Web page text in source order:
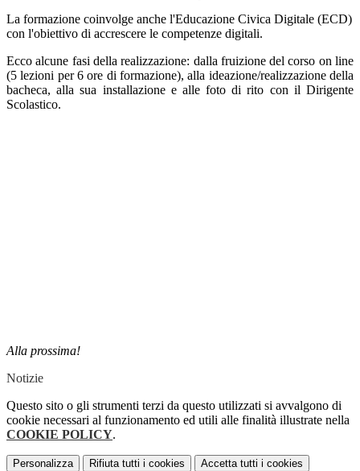
La formazione coinvolge anche l'Educazione Civica Digitale (ECD)
con l'obiettivo di accrescere le competenze digitali.
Ecco alcune fasi della realizzazione: dalla fruizione del corso on line
(5 lezioni per 6 ore di formazione), alla ideazione/realizzazione della
bacheca, alla sua installazione e alle foto di rito con il Dirigente
Scolastico.
Alla prossima!
Notizie
Questo sito o gli strumenti terzi da questo utilizzati si avvalgono di
cookie necessari al funzionamento ed utili alle finalità illustrate nella
COOKIE POLICY.
Personalizza Rifiuta tutti i cookies Accetta tutti i cookies